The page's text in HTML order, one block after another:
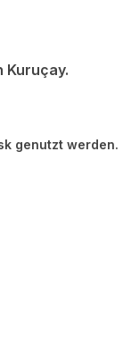
Kuruçay.
genutzt